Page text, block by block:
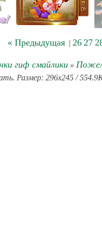
« Предыдущая| 26 27
гиф смайлики»
Размер: 296x245 /